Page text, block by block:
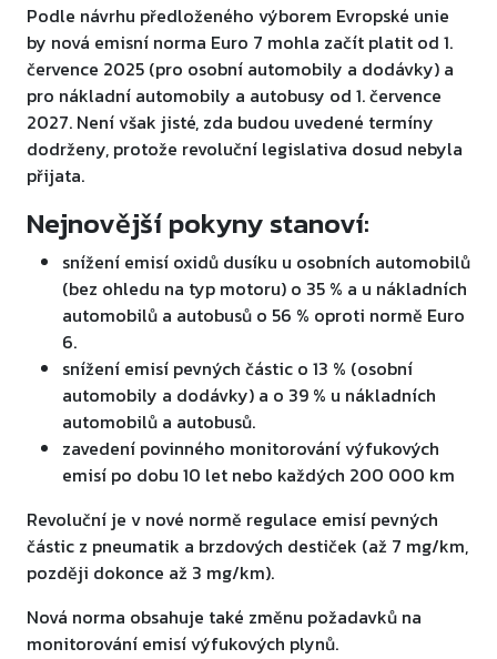
Podle návrhu předloženého výborem Evropské unie
by nová emisní norma Euro 7 mohla začít platit od 1.
července 2025 (pro osobní automobily a dodávky) a
pro nákladní automobily a autobusy od 1. července
2027. Není však jisté, zda budou uvedené termíny
dodrženy, protože revoluční legislativa dosud nebyla
přijata.
Nejnovější pokyny stanoví:
snížení emisí oxidů dusíku u osobních automobilů
(bez ohledu na typ motoru) o 35 % a u nákladních
automobilů a autobusů o 56 % oproti normě Euro
6.
snížení emisí pevných částic o 13 % (osobní
automobily a dodávky) a o 39 % u nákladních
automobilů a autobusů.
zavedení povinného monitorování výfukových
emisí po dobu 10 let nebo každých 200 000 km
Revoluční je v nové normě regulace emisí pevných
částic z pneumatik a brzdových destiček (až 7 mg/km,
později dokonce až 3 mg/km).
Nová norma obsahuje také změnu požadavků na
monitorování emisí výfukových plynů.